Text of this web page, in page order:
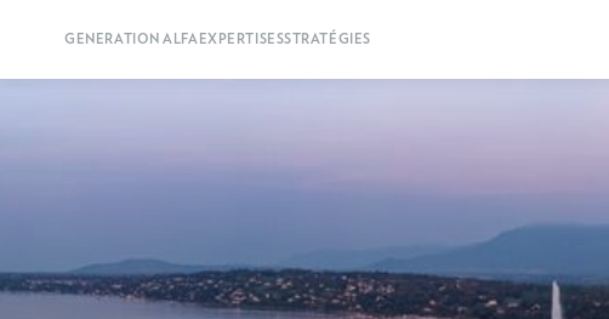
GENERATION ALFA EXPERTISESSTRATÉGIES